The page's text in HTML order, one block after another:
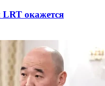
LRT окажется